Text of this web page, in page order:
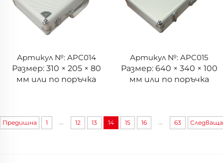
Артикул №: APC014
Размер: 310 × 205 × 80
мм или по поръчка
Артикул №: APC015
Размер: 640 × 340 × 100
мм или по поръчка
Предишна 1 12 13 14 15 16 63 Следваща